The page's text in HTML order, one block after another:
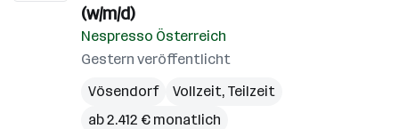
(w/m/d)
Nespresso Österreich
Gestern veröffentlicht
Vösendorf
Vollzeit, Teilzeit
ab 2.412 € monatlich